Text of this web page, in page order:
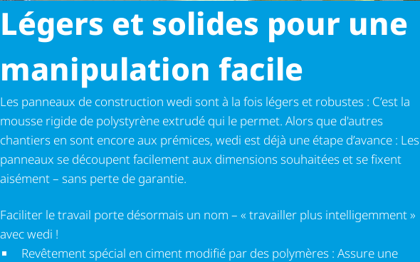
Légers et solides pour une
manipulation facile
Les panneaux de construction wedi sont à la fois légers et robustes : C’est la
mousse rigide de polystyrène extrudé qui le permet. Alors que d'autres
chantiers en sont encore aux prémices, wedi est déjà une étape d’avance : Les
panneaux se découpent facilement aux dimensions souhaitées et se fixent
aisément – sans perte de garantie.
Faciliter le travail porte désormais un nom – « travailler plus intelligemment »
avec wedi !
Revêtement spécial en ciment modifié par des polymères : Assure une